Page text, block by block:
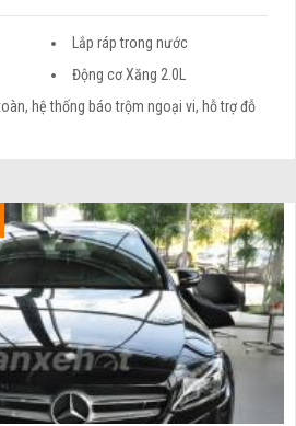
Lắp ráp trong nước
Động cơ Xăng 2.0L
hệ thống báo trộm ngoại vi, hỗ trợ đỗ